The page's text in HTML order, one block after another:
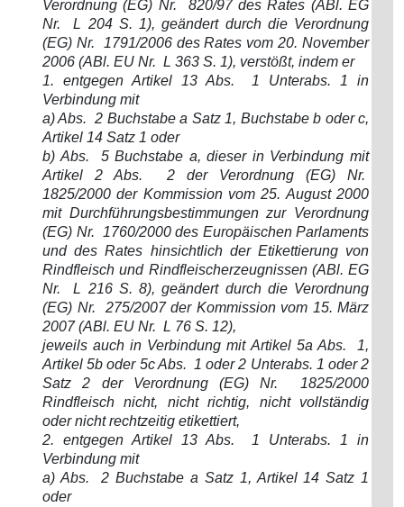
Verordnung (EG) Nr. 820/97 des Rates (ABl. EG
Nr. L 204 S. 1), geändert durch die Verordnung
(EG) Nr. 1791/2006 des Rates vom 20. November
2006 (ABl. EU Nr. L 363 S. 1), verstößt, indem er
1. entgegen Artikel 13 Abs. 1 Unterabs. 1 in
Verbindung mit
a) Abs. 2 Buchstabe a Satz 1, Buchstabe b oder c,
Artikel 14 Satz 1 oder
b) Abs. 5 Buchstabe a, dieser in Verbindung mit
Artikel 2 Abs. 2 der Verordnung (EG) Nr.
1825/2000 der Kommission vom 25. August 2000
mit Durchführungsbestimmungen zur Verordnung
(EG) Nr. 1760/2000 des Europäischen Parlaments
und des Rates hinsichtlich der Etikettierung von
Rindfleisch und Rindfleischerzeugnissen (ABl. EG
Nr. L 216 S. 8), geändert durch die Verordnung
(EG) Nr. 275/2007 der Kommission vom 15. März
2007 (ABl. EU Nr. L 76 S. 12),
jeweils auch in Verbindung mit Artikel 5a Abs. 1,
Artikel 5b oder 5c Abs. 1 oder 2 Unterabs. 1 oder 2
Satz 2 der Verordnung (EG) Nr. 1825/2000
Rindfleisch nicht, nicht richtig, nicht vollständig
oder nicht rechtzeitig etikettiert,
2. entgegen Artikel 13 Abs. 1 Unterabs. 1 in
Verbindung mit
a) Abs. 2 Buchstabe a Satz 1, Artikel 14 Satz 1
oder